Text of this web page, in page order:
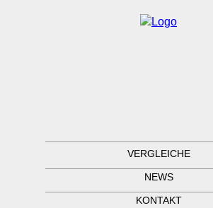
VERGLEICHE
NEWS
KONTAKT